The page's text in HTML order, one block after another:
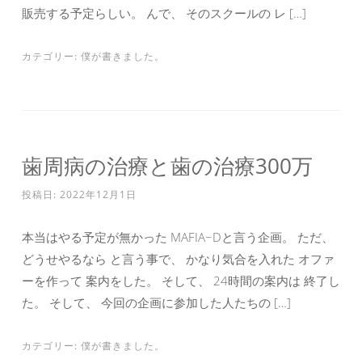
販売する予定らしい。 んで、 そのスクールの レ […]
カテゴリー: 僕が書きました。
歯周病の治療と歯の治療300万
投稿日: 2022年12月1日
本当はやる予定が無かった MAFIA−Dと言う企画。 ただ、
どうせやるなら と言う事で、 かなり気合を入れた オファ
ーを作って 案内をした。 そして、 24時間の案内は 終了し
た。 そして、 今回の企画に参加した人たちの […]
カテゴリー: 僕が書きました。